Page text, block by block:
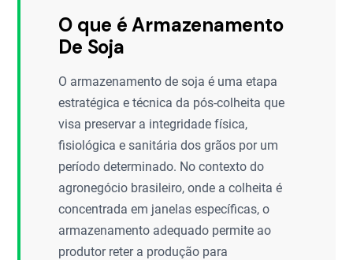
O que é Armazenamento
De Soja
O armazenamento de soja é uma etapa
estratégica e técnica da pós-colheita que
visa preservar a integridade física,
fisiológica e sanitária dos grãos por um
período determinado. No contexto do
agronegócio brasileiro, onde a colheita é
concentrada em janelas específicas, o
armazenamento adequado permite ao
produtor reter a produção para